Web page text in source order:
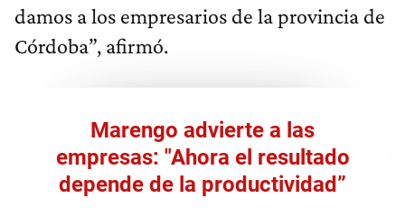
damos a los empresarios de la provincia de
Córdoba”, afirmó.
Marengo advierte a las
empresas: "Ahora el resultado
depende de la productividad”